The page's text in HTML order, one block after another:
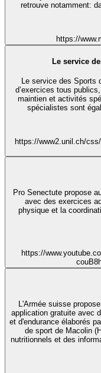
retrouve notamment:
https://
Le service
Le service des Sports
d’exercices tous
maintien et activités
spécialistes sont
https://www2.unil.ch/
Pro Senectute propose
avec des exercices
physique et la
https://
L'Armée suisse
application gratuite avec
et d'endurance élaborés
de sport de Macolin
nutritionnels et des